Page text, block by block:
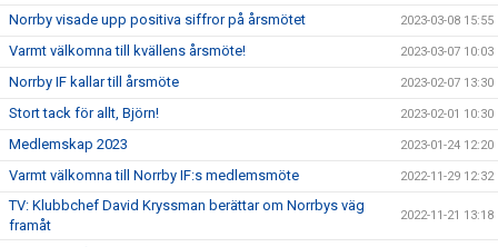
Norrby visade upp positiva siffror på årsmötet 2023-03-08 15:55
Varmt välkomna till kvällens årsmöte! 2023-03-07 10:03
Norrby IF kallar till årsmöte 2023-02-07 13:30
Stort tack för allt, Björn! 2023-02-01 10:30
Medlemskap 2023 2023-01-24 12:20
Varmt välkomna till Norrby IF:s medlemsmöte 2022-11-29 12:32
TV: Klubbchef David Kryssman berättar om Norrbys väg
framåt
2022-11-21 13:18